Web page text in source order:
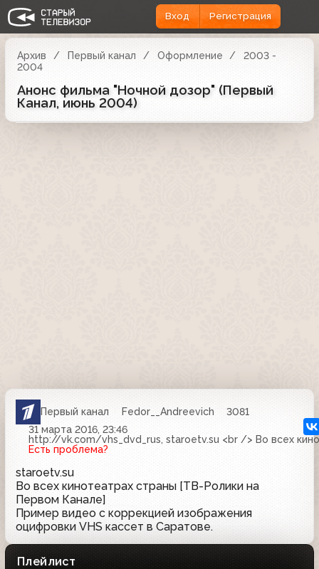
Вход Регистрация
Архив Первый канал Оформление
2003 -
2004
Анонс фильма "Ночной дозор" (Первый
Канал, июнь 2004)
Первый канал Fedor__Andreevich
3081
31 марта 2016, 23:46
http://vk.com/vhs_dvd_rus, staroetv.su <br /> Во всех
Есть проблема?
staroetv.su
Во всех кинотеатрах страны [ТВ-Ролики на
Первом Канале]
Пример видео с коррекцией изображения
оцифровки VHS кассет в Саратове.
Плейлист